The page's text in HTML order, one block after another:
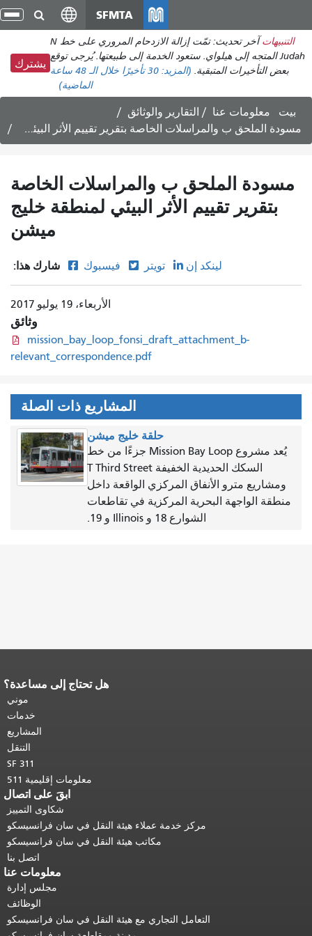
انتقل
إلى
المحتوى
الرئيسي
SFMTA
التنبيهات
آخر تحديث: تمّت إزالة الازدحام المروري على خط N
Judah المتجه إلى هيلواي. ستعود الخدمة إلى طبيعتها. يُرجى توقع
بعض التأخيرات المتبقية. (المزيد: 30 تأخيرًا
خلال الـ 48 ساعة
الماضية)
يشترك
بيت معلومات عنا
التقارير والوثائق
مسودة الملحق ب والمراسلات الخاصة بتقرير تقييم الأثر البيئي لمنطقة خليج ميشن
مسودة الملحق ب والمراسلات الخاصة
بتقرير تقييم الأثر البيئي لمنطقة خليج
ميشن
شارك هذا: فيسبوك تويتر لينكد إن
الأربعاء، 19 يوليو 2017
وثائق
mission_bay_loop_fonsi_draft_attachment_b-
relevant_correspondence.pdf
المشاريع ذات الصلة
حلقة خليج ميشن
يُعد مشروع Mission Bay Loop جزءًا من خط
السكك الحديدية الخفيفة T Third Street
ومشاريع مترو الأنفاق المركزي الواقعة داخل
منطقة الواجهة البحرية المركزية في تقاطعات
الشوارع 18 و Illinois و 19.
هل تحتاج إلى مساعدة؟
موني
خدمات
المشاريع
التنقل
SF 311
معلومات إقليمية 511
ابقَ على اتصال
شكاوى التمييز
مركز خدمة عملاء هيئة النقل في سان فرانسيسكو
مكاتب هيئة النقل في سان فرانسيسكو
اتصل بنا
معلومات عنا
مجلس إدارة
الوظائف
التعامل التجاري مع هيئة النقل في سان فرانسيسكو